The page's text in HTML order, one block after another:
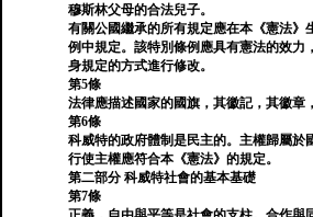
穆斯林父母的合法兒子。
有關公國繼承的所有規定應在本《憲法》
例中規定。該特別條例應具有憲法的效力
身規定的方式進行修改。
第5條
法律應描述國家的國旗，其徽記，其徽章
第6條
科威特的政府體制是民主的。主權歸屬於
行使主權應符合本《憲法》的規定。
第二部分 科威特社會的基本基礎
第7條